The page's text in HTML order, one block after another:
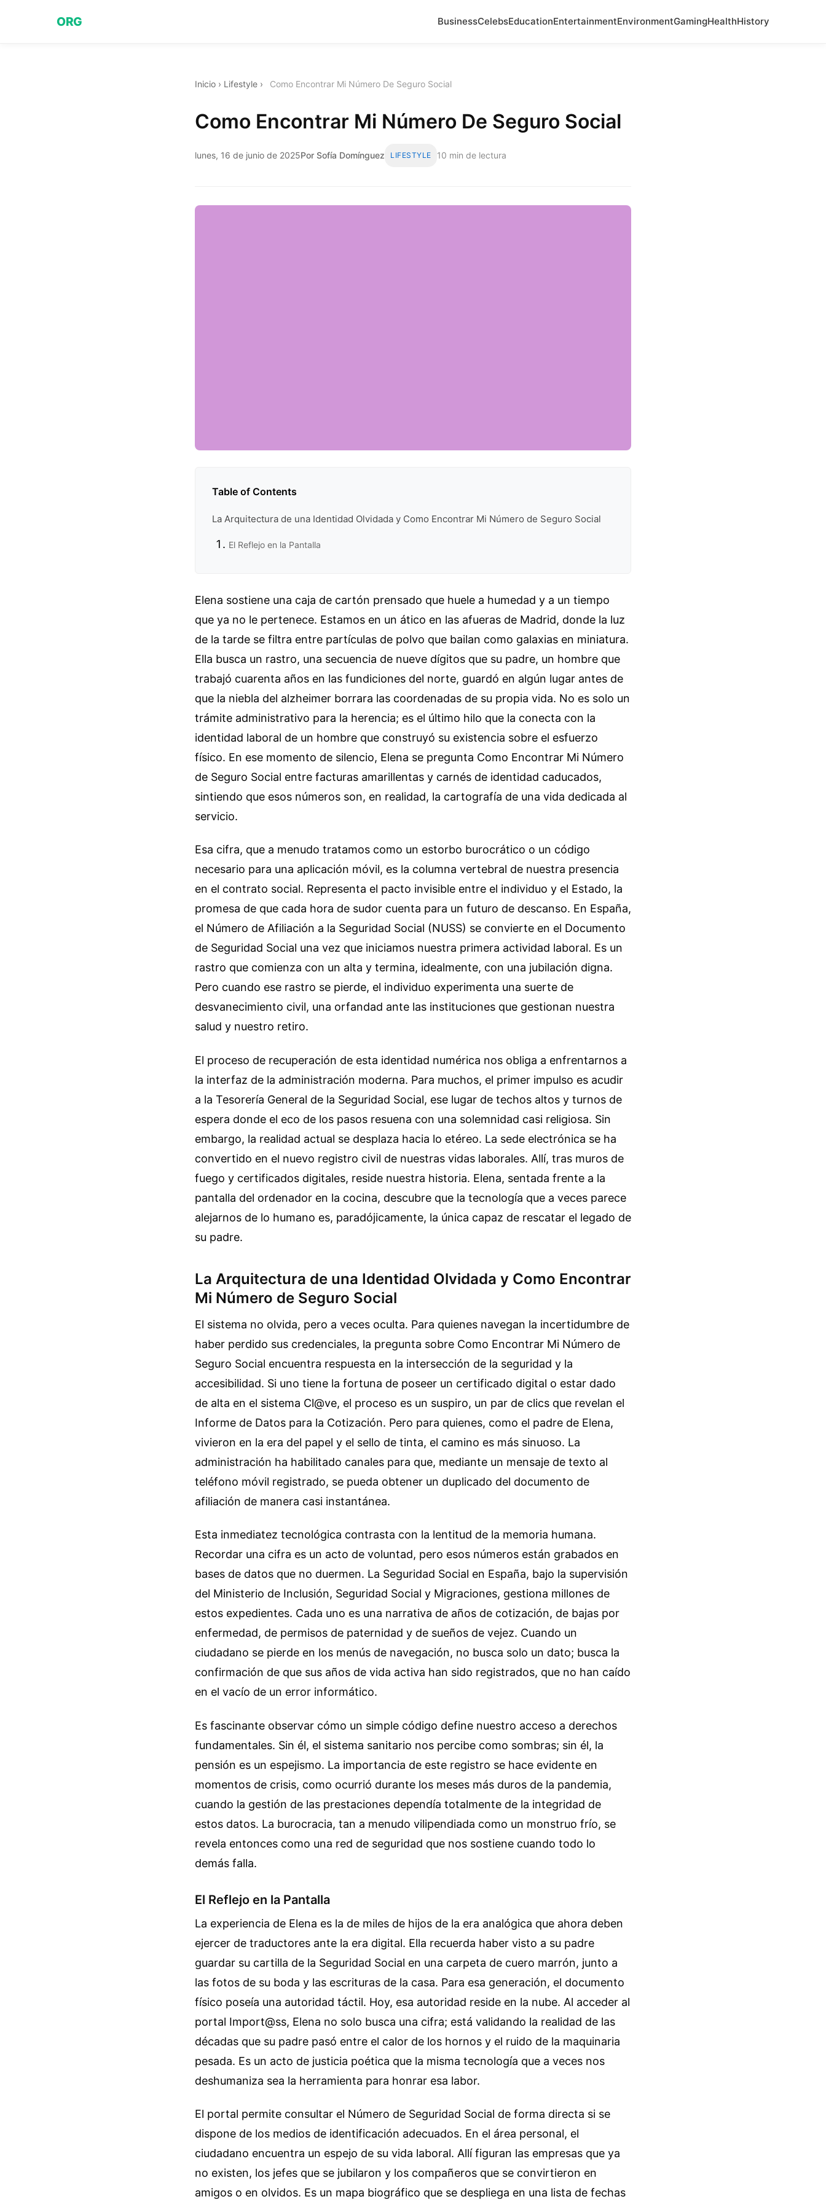
ORG BusinessCelebsEducationEntertainmentEnvironmentGamingHealthHistory
Inicio › Lifestyle › Como Encontrar Mi Número De Seguro Social
Como Encontrar Mi Número De Seguro Social
lunes, 16 de junio de 2025Por Sofía Domínguez LIFESTYLE 10 min de lectura
Table of Contents
La Arquitectura de una Identidad Olvidada y Como Encontrar Mi Número de Seguro Social
El Reflejo en la Pantalla
Elena sostiene una caja de cartón prensado que huele a humedad y a un tiempo
que ya no le pertenece. Estamos en un ático en las afueras de Madrid, donde la luz
de la tarde se filtra entre partículas de polvo que bailan como galaxias en miniatura.
Ella busca un rastro, una secuencia de nueve dígitos que su padre, un hombre que
trabajó cuarenta años en las fundiciones del norte, guardó en algún lugar antes de
que la niebla del alzheimer borrara las coordenadas de su propia vida. No es solo un
trámite administrativo para la herencia; es el último hilo que la conecta con la
identidad laboral de un hombre que construyó su existencia sobre el esfuerzo
físico. En ese momento de silencio, Elena se pregunta Como Encontrar Mi Número
de Seguro Social entre facturas amarillentas y carnés de identidad caducados,
sintiendo que esos números son, en realidad, la cartografía de una vida dedicada al
servicio.
Esa cifra, que a menudo tratamos como un estorbo burocrático o un código
necesario para una aplicación móvil, es la columna vertebral de nuestra presencia
en el contrato social. Representa el pacto invisible entre el individuo y el Estado, la
promesa de que cada hora de sudor cuenta para un futuro de descanso. En España,
el Número de Afiliación a la Seguridad Social (NUSS) se convierte en el Documento
de Seguridad Social una vez que iniciamos nuestra primera actividad laboral. Es un
rastro que comienza con un alta y termina, idealmente, con una jubilación digna.
Pero cuando ese rastro se pierde, el individuo experimenta una suerte de
desvanecimiento civil, una orfandad ante las instituciones que gestionan nuestra
salud y nuestro retiro.
El proceso de recuperación de esta identidad numérica nos obliga a enfrentarnos a
la interfaz de la administración moderna. Para muchos, el primer impulso es acudir
a la Tesorería General de la Seguridad Social, ese lugar de techos altos y turnos de
espera donde el eco de los pasos resuena con una solemnidad casi religiosa. Sin
embargo, la realidad actual se desplaza hacia lo etéreo. La sede electrónica se ha
convertido en el nuevo registro civil de nuestras vidas laborales. Allí, tras muros de
fuego y certificados digitales, reside nuestra historia. Elena, sentada frente a la
pantalla del ordenador en la cocina, descubre que la tecnología que a veces parece
alejarnos de lo humano es, paradójicamente, la única capaz de rescatar el legado de
su padre.
La Arquitectura de una Identidad Olvidada y Como Encontrar
Mi Número de Seguro Social
El sistema no olvida, pero a veces oculta. Para quienes navegan la incertidumbre de
haber perdido sus credenciales, la pregunta sobre Como Encontrar Mi Número de
Seguro Social encuentra respuesta en la intersección de la seguridad y la
accesibilidad. Si uno tiene la fortuna de poseer un certificado digital o estar dado
de alta en el sistema Cl@ve, el proceso es un suspiro, un par de clics que revelan el
Informe de Datos para la Cotización. Pero para quienes, como el padre de Elena,
vivieron en la era del papel y el sello de tinta, el camino es más sinuoso. La
administración ha habilitado canales para que, mediante un mensaje de texto al
teléfono móvil registrado, se pueda obtener un duplicado del documento de
afiliación de manera casi instantánea.
Esta inmediatez tecnológica contrasta con la lentitud de la memoria humana.
Recordar una cifra es un acto de voluntad, pero esos números están grabados en
bases de datos que no duermen. La Seguridad Social en España, bajo la supervisión
del Ministerio de Inclusión, Seguridad Social y Migraciones, gestiona millones de
estos expedientes. Cada uno es una narrativa de años de cotización, de bajas por
enfermedad, de permisos de paternidad y de sueños de vejez. Cuando un
ciudadano se pierde en los menús de navegación, no busca solo un dato; busca la
confirmación de que sus años de vida activa han sido registrados, que no han caído
en el vacío de un error informático.
Es fascinante observar cómo un simple código define nuestro acceso a derechos
fundamentales. Sin él, el sistema sanitario nos percibe como sombras; sin él, la
pensión es un espejismo. La importancia de este registro se hace evidente en
momentos de crisis, como ocurrió durante los meses más duros de la pandemia,
cuando la gestión de las prestaciones dependía totalmente de la integridad de
estos datos. La burocracia, tan a menudo vilipendiada como un monstruo frío, se
revela entonces como una red de seguridad que nos sostiene cuando todo lo
demás falla.
El Reflejo en la Pantalla
La experiencia de Elena es la de miles de hijos de la era analógica que ahora deben
ejercer de traductores ante la era digital. Ella recuerda haber visto a su padre
guardar su cartilla de la Seguridad Social en una carpeta de cuero marrón, junto a
las fotos de su boda y las escrituras de la casa. Para esa generación, el documento
físico poseía una autoridad táctil. Hoy, esa autoridad reside en la nube. Al acceder al
portal Import@ss, Elena no solo busca una cifra; está validando la realidad de las
décadas que su padre pasó entre el calor de los hornos y el ruido de la maquinaria
pesada. Es un acto de justicia poética que la misma tecnología que a veces nos
deshumaniza sea la herramienta para honrar esa labor.
El portal permite consultar el Número de Seguridad Social de forma directa si se
dispone de los medios de identificación adecuados. En el área personal, el
ciudadano encuentra un espejo de su vida laboral. Allí figuran las empresas que ya
no existen, los jefes que se jubilaron y los compañeros que se convirtieron en
amigos o en olvidos. Es un mapa biográfico que se despliega en una lista de fechas